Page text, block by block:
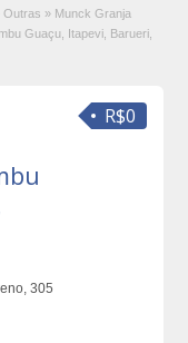
Outras » Munck Granja
Guaçu, Itapevi, Barueri,
R$0
305